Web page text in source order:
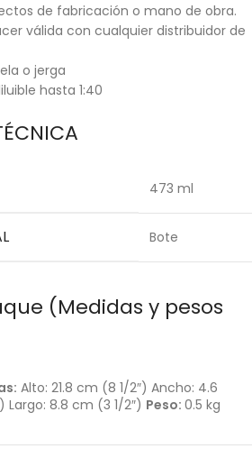
de fabricación o mano de obra.
válida con cualquier distribuidor de
o jerga
hasta 1:40
473 ml
Bote
(Medidas y pesos
Alto: 21.8 cm (8 1/2″) Ancho: 4.6
Largo: 8.8 cm (3 1/2″) Peso: 0.5 kg